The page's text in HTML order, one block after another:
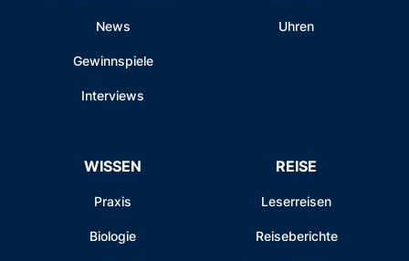
News
Gewinnspiele
Interviews
Uhren
WISSEN
Praxis
Biologie
REISE
Leserreisen
Reiseberichte